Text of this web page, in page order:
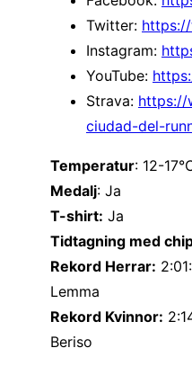
Twitter:
Instagram:
YouTube:
Strava: https://
ciudad-del-
Temperatur: 12-
Medalj: Ja
T-shirt: Ja
Tidtagning med
Rekord Herrar:
Lemma
Rekord Kvinnor:
Beriso